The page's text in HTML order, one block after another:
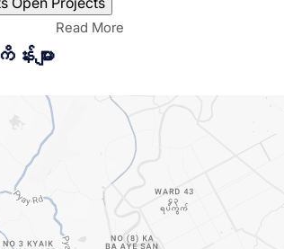
ျား
Read More